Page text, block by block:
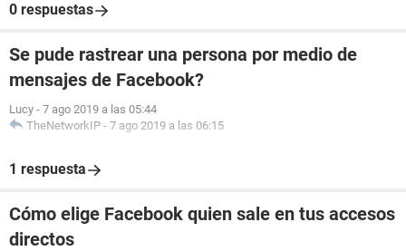
0 respuestas
Se pude rastrear una persona por medio de
mensajes de Facebook?
Lucy - 7 ago 2019 a las 05:44
TheNetworkIP - 7 ago 2019 a las 06:15
1 respuesta
Cómo elige Facebook quien sale en tus accesos
directos